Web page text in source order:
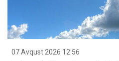
07 Avqust 2026 12:56